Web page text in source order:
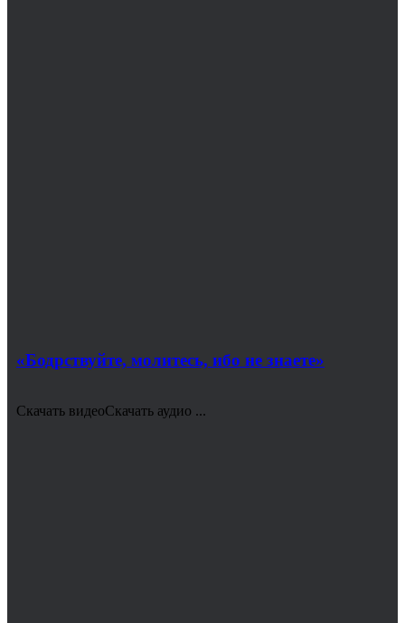
«Бодрствуйте, молитесь, ибо не знаете»
Скачать видеоСкачать аудио ...